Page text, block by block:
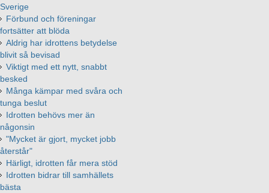
Sverige
Förbund och föreningar
fortsätter att blöda
Aldrig har idrottens betydelse
blivit så bevisad
Viktigt med ett nytt, snabbt
besked
Många kämpar med svåra och
tunga beslut
Idrotten behövs mer än
någonsin
"Mycket är gjort, mycket jobb
återstår"
Härligt, idrotten får mera stöd
Idrotten bidrar till samhällets
bästa